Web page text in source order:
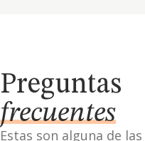
Preguntas
frecuentes
Estas son alguna de